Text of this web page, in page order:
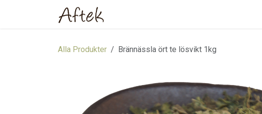
Alla Produkter Brännässla ört te lösvikt 1kg